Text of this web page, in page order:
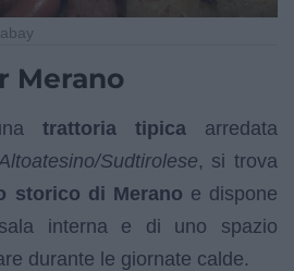
Merano
trattoria tipica arredata
Sudtirolese, si trova
storico di Merano e dispone
interna e di uno spazio
durante le giornate calde.